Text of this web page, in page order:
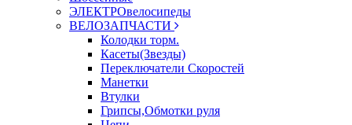
ЭЛЕКТРОвелосипеды
ВЕЛОЗАПЧАСТИ
Колодки торм.
Касеты(Звезды)
Переключатели Скоростей
Манетки
Втулки
Грипсы,Обмотки руля